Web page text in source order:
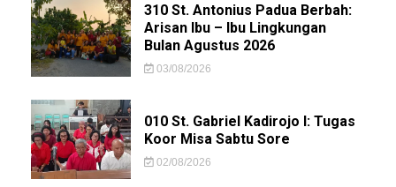
310 St. Antonius Padua Berbah:
Arisan Ibu – Ibu Lingkungan
Bulan Agustus 2026
03/08/2026
010 St. Gabriel Kadirojo I: Tugas
Koor Misa Sabtu Sore
02/08/2026